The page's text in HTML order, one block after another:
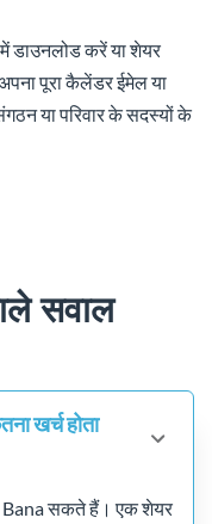
करें या शेयर
पूरा कैलेंडर ईमेल या
या परिवार के सदस्यों के
सवाल
खर्च होता
सकते हैं। एक शेयर